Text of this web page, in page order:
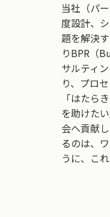
当社（パ
度設計、
題を解決
りBPR（
サルティ
り、プロ
「はたら
を助けた
会へ貢献
るのは、
うに、こ